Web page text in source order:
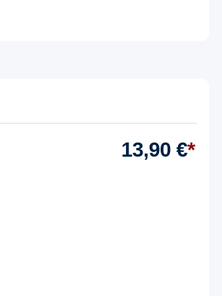
13,90 €*